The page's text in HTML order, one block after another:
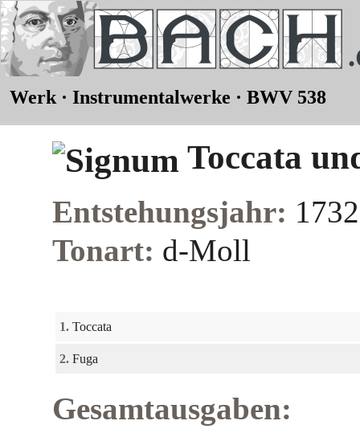
Werk · Instrumentalwerke · BWV 538
Toccata
Entstehungsjahr:
Tonart: d-Moll
1. Toccata
2. Fuga
Gesamtausgaben: